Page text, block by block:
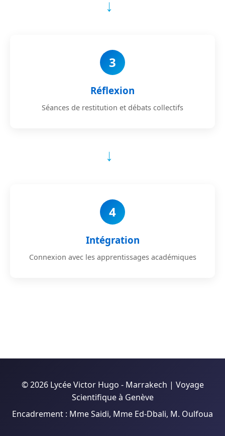
→
3
Réflexion
Séances de restitution et débats collectifs
→
4
Intégration
Connexion avec les apprentissages académiques
© 2026 Lycée Victor Hugo - Marrakech | Voyage
Scientifique à Genève
Encadrement : Mme Saidi, Mme Ed-Dbali, M. Oulfoua